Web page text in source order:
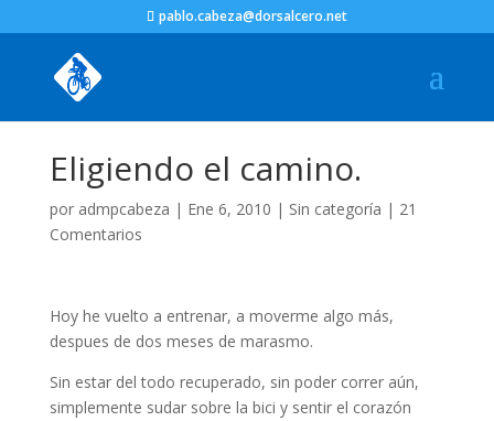
pablo.cabeza@dorsalcero.net
Eligiendo el camino.
por admpcabeza | Ene 6, 2010 | Sin categoría | 21
Comentarios
Hoy he vuelto a entrenar, a moverme algo más,
despues de dos meses de marasmo.
Sin estar del todo recuperado, sin poder correr aún,
simplemente sudar sobre la bici y sentir el corazón